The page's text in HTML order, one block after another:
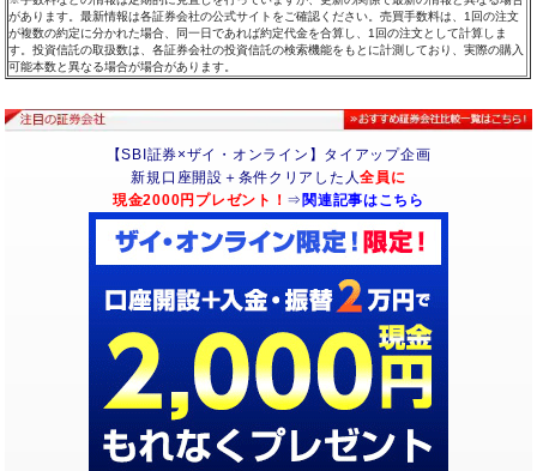
があります。最新情報は各証券会社の公式サイトをご確認ください。売買手数料は、1回の注文
が複数の約定に分かれた場合、同一日であれば約定代金を合算し、1回の注文として計算しま
す。投資信託の取扱数は、各証券会社の投資信託の検索機能をもとに計測しており、実際の購入
可能本数と異なる場合が場合があります。
【SBI証券×ザイ・オンライン】タイアップ企画
新規口座開設＋条件クリアした人全員に
現金2000円プレゼント！ ⇒ 関連記事はこちら